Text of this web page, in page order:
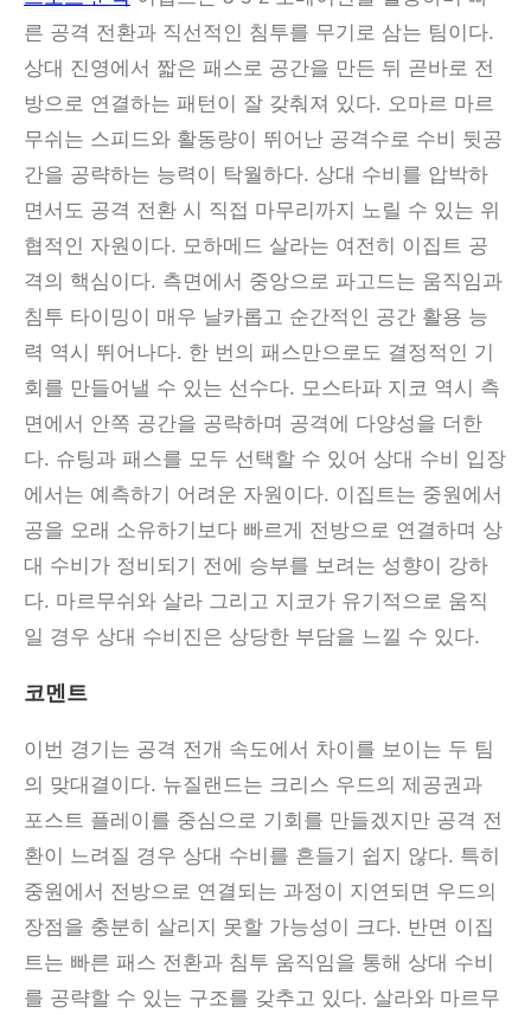
른 공격 전환과 직선적인 침투를 무기로 삼는 팀이다.
상대 진영에서 짧은 패스로 공간을 만든 뒤 곧바로 전
방으로 연결하는 패턴이 잘 갖춰져 있다. 오마르 마르
무쉬는 스피드와 활동량이 뛰어난 공격수로 수비 뒷공
간을 공략하는 능력이 탁월하다. 상대 수비를 압박하
면서도 공격 전환 시 직접 마무리까지 노릴 수 있는 위
협적인 자원이다. 모하메드 살라는 여전히 이집트 공
격의 핵심이다. 측면에서 중앙으로 파고드는 움직임과
침투 타이밍이 매우 날카롭고 순간적인 공간 활용 능
력 역시 뛰어나다. 한 번의 패스만으로도 결정적인 기
회를 만들어낼 수 있는 선수다. 모스타파 지코 역시 측
면에서 안쪽 공간을 공략하며 공격에 다양성을 더한
다. 슈팅과 패스를 모두 선택할 수 있어 상대 수비 입장
에서는 예측하기 어려운 자원이다. 이집트는 중원에서
공을 오래 소유하기보다 빠르게 전방으로 연결하며 상
대 수비가 정비되기 전에 승부를 보려는 성향이 강하
다. 마르무쉬와 살라 그리고 지코가 유기적으로 움직
일 경우 상대 수비진은 상당한 부담을 느낄 수 있다.
코멘트
이번 경기는 공격 전개 속도에서 차이를 보이는 두 팀
의 맞대결이다. 뉴질랜드는 크리스 우드의 제공권과
포스트 플레이를 중심으로 기회를 만들겠지만 공격 전
환이 느려질 경우 상대 수비를 흔들기 쉽지 않다. 특히
중원에서 전방으로 연결되는 과정이 지연되면 우드의
장점을 충분히 살리지 못할 가능성이 크다. 반면 이집
트는 빠른 패스 전환과 침투 움직임을 통해 상대 수비
를 공략할 수 있는 구조를 갖추고 있다. 살라와 마르무